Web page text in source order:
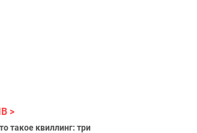
такое квиллинг: три